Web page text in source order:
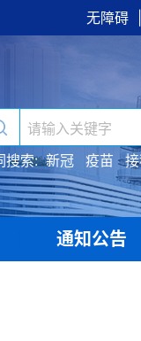
无障碍
搜索: 新冠 疫苗
通知公告